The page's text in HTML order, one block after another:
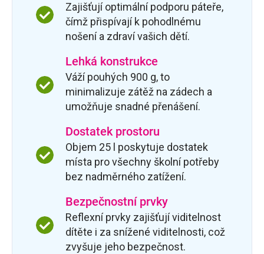
Zajišťují optimální podporu páteře,
čímž přispívají k pohodlnému
nošení a zdraví vašich dětí.
Lehká konstrukce
Váží pouhých 900 g, to
minimalizuje zátěž na zádech a
umožňuje snadné přenášení.
Dostatek prostoru
Objem 25 l poskytuje dostatek
místa pro všechny školní potřeby
bez nadměrného zatížení.
Bezpečnostní prvky
Reflexní prvky zajišťují viditelnost
dítěte i za snížené viditelnosti, což
zvyšuje jeho bezpečnost.